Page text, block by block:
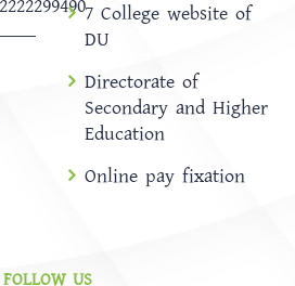
7 College website of
DU
Directorate of
Secondary and Higher
Education
Online pay fixation
FOLLOW US